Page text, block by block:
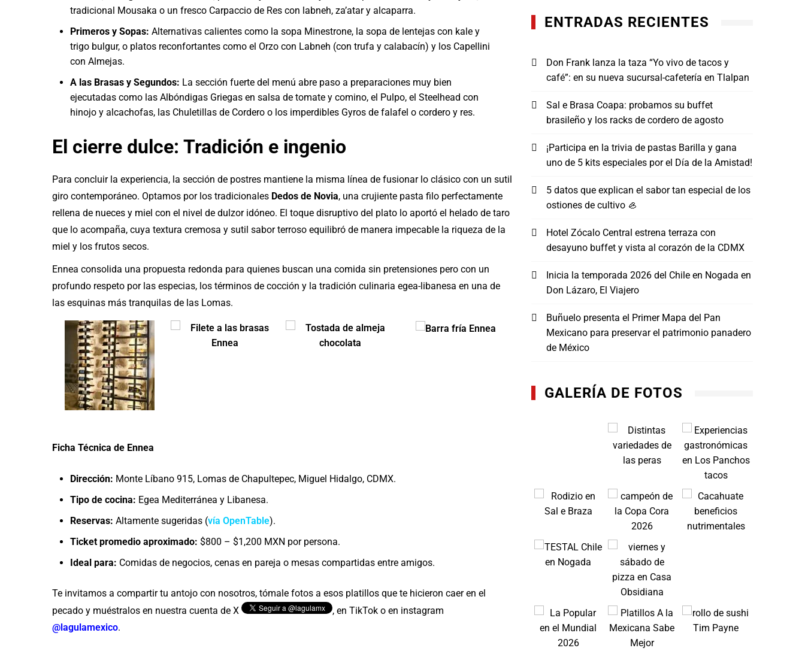
tradicional Mousaka o un fresco Carpaccio de Res con labneh, za’atar y alcaparra.
Primeros y Sopas: Alternativas calientes como la sopa Minestrone, la sopa de lentejas con kale y
trigo bulgur, o platos reconfortantes como el Orzo con Labneh (con trufa y calabacín) y los Capellini
con Almejas.
A las Brasas y Segundos: La sección fuerte del menú abre paso a preparaciones muy bien
ejecutadas como las Albóndigas Griegas en salsa de tomate y comino, el Pulpo, el Steelhead con
hinojo y alcachofas, las Chuletillas de Cordero o los imperdibles Gyros de falafel o cordero y res.
El cierre dulce: Tradición e ingenio
Para concluir la experiencia, la sección de postres mantiene la misma línea de fusionar lo clásico con un sutil
giro contemporáneo. Optamos por los tradicionales Dedos de Novia, una crujiente pasta filo perfectamente
rellena de nueces y miel con el nivel de dulzor idóneo. El toque disruptivo del plato lo aportó el helado de taro
que lo acompaña, cuya textura cremosa y sutil sabor terroso equilibró de manera impecable la riqueza de la
miel y los frutos secos.
Ennea consolida una propuesta redonda para quienes buscan una comida sin pretensiones pero con un
profundo respeto por las especias, los términos de cocción y la tradición culinaria egea-libanesa en una de
las esquinas más tranquilas de las Lomas.
Ficha Técnica de Ennea
Dirección: Monte Líbano 915, Lomas de Chapultepec, Miguel Hidalgo, CDMX.
Tipo de cocina: Egea Mediterránea y Libanesa.
Reservas: Altamente sugeridas (vía OpenTable).
Ticket promedio aproximado: $800 – $1,200 MXN por persona.
Ideal para: Comidas de negocios, cenas en pareja o mesas compartidas entre amigos.
Te invitamos a compartir tu antojo con nosotros, tómale fotos a esos platillos que te hicieron caer en el
pecado y muéstralos en nuestra cuenta de X
, en TikTok o en instagram
@lagulamexico.
ENTRADAS RECIENTES
Don Frank lanza la taza “Yo vivo de tacos y
café”: en su nueva sucursal-cafetería en Tlalpan
Sal e Brasa Coapa: probamos su buffet
brasileño y los racks de cordero de agosto
¡Participa en la trivia de pastas Barilla y gana
uno de 5 kits especiales por el Día de la Amistad!
5 datos que explican el sabor tan especial de los
ostiones de cultivo 🦪
Hotel Zócalo Central estrena terraza con
desayuno buffet y vista al corazón de la CDMX
Inicia la temporada 2026 del Chile en Nogada en
Don Lázaro, El Viajero
Buñuelo presenta el Primer Mapa del Pan
Mexicano para preservar el patrimonio panadero
de México
GALERÍA DE FOTOS